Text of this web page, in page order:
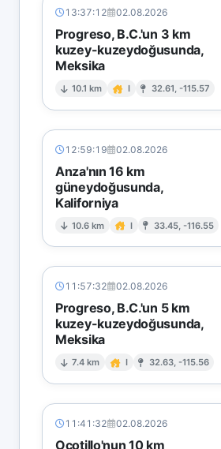
13:37:12 02.08.2026
Progreso, B.C.'un 3 km
kuzey-kuzeydoğusunda,
Meksika
10.1 km I 32.61, -115.57
12:59:19 02.08.2026
Anza'nın 16 km
güneydoğusunda,
Kaliforniya
10.6 km I 33.45, -116.55
11:57:32 02.08.2026
Progreso, B.C.'un 5 km
kuzey-kuzeydoğusunda,
Meksika
7.4 km I 32.63, -115.56
11:41:32 02.08.2026
Ocotillo'nun 10 km